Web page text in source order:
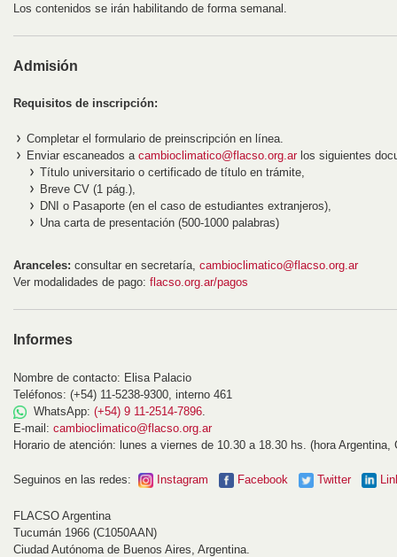
Los contenidos se irán habilitando de forma semanal.
Admisión
Requisitos de inscripción:
Completar el formulario de preinscripción en línea.
Enviar escaneados a cambioclimatico@flacso.org.arlos siguientes
Título universitario o certificado de título en trámite,
Breve CV (1 pág.),
DNI o Pasaporte (en el caso de estudiantes extranjeros),
Una carta de presentación (500-1000 palabras)
Aranceles: consultar en secretaría, cambioclimatico@flacso.org.ar
Ver modalidades de pago: flacso.org.ar/pagos
Informes
Nombre de contacto: Elisa Palacio
Teléfonos: (+54) 11-5238-9300, interno 461
WhatsApp: (+54) 9 11-2514-7896
E-mail: cambioclimatico@flacso.org.ar
Horario de atención: lunes a viernes de 10.30 a 18.30 hs. (hora Argentina,
Seguinos en las redes: Instagram Facebook Twitter
FLACSO Argentina
Tucumán 1966 (C1050AAN)
Ciudad Autónoma de Buenos Aires, Argentina.